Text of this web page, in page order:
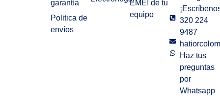
garantía
Politica de
envíos
EMEI de tu
equipo
320 224
9487
Haz tus
preguntas
por
Whatsapp